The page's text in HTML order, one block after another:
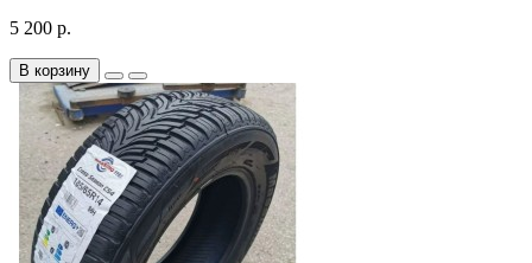
5 200 р.
В корзину